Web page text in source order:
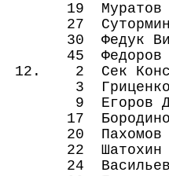
19
27
30 Федук
45
12. 2 Сек
3
9 Егоров
17
20
22
24